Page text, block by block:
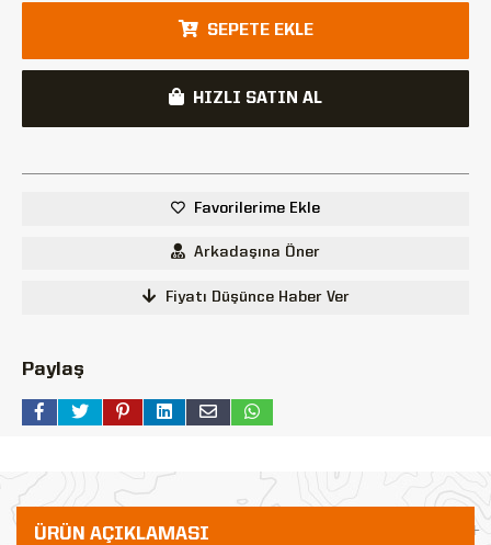
SEPETE EKLE
HIZLI SATIN AL
Favorilerime Ekle
Arkadaşına Öner
Fiyatı Düşünce Haber Ver
Paylaş
ÜRÜN AÇIKLAMASI